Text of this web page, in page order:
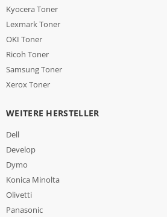
Kyocera Toner
Lexmark Toner
OKI Toner
Ricoh Toner
Samsung Toner
Xerox Toner
WEITERE HERSTELLER
Dell
Develop
Dymo
Konica Minolta
Olivetti
Panasonic